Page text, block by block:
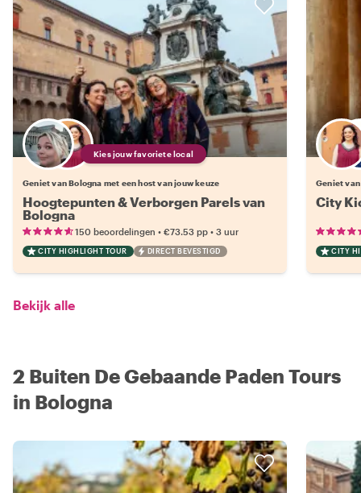
Kies jouw favoriete local
Geniet van Bologna met een host van jouw keuze
Hoogtepunten & Verborgen Parels van
Bologna
150 beoordelingen • €73.53 pp • 3 uur
CITY HIGHLIGHT TOUR DIRECT BEVESTIGD
Geniet
City
CITY
Bekijk alle
2 Buiten De Gebaande Paden Tours
in Bologna